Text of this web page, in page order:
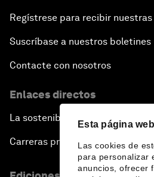
Esta página
Las cookies de
para personalizar
anuncios, ofrecer
Regístrese para recibir
Suscríbase a nuestros boletines
Contacte con nosotros
Enlaces directos
La sostenibilidad en el Foro
Carreras profesionales